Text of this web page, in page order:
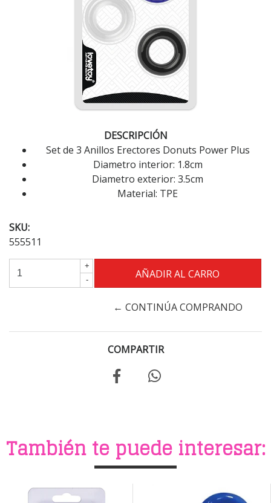
DESCRIPCIÓN
Set de 3 Anillos Erectores Donuts Power Plus
Diametro interior: 1.8cm
Diametro exterior: 3.5cm
Material: TPE
SKU:
555511
+
-
← CONTINÚA COMPRANDO
COMPARTIR
También te puede interesar: